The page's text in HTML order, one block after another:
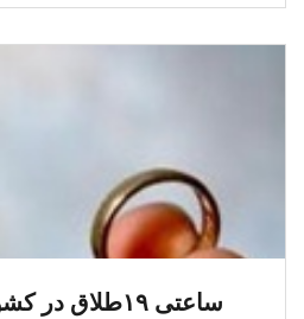
ساعتی ۱۹طلاق در کشور ثبت می‌شود